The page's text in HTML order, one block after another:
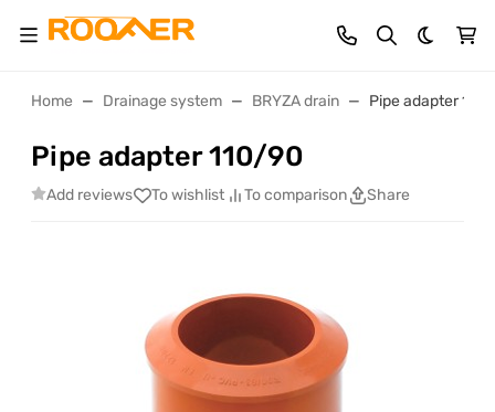
Dark
Home Drainage system BRYZA drain Pipe adapter
Pipe adapter 110/90
Add reviews To wishlist To comparison Share